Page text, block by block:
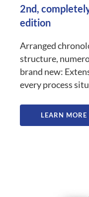
2nd,
edition
Arranged
structure,
brand new:
every process
LEARN MORE